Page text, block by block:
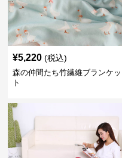
¥5,220 (税込)
森の仲間たち竹繊維ブランケッ
ト